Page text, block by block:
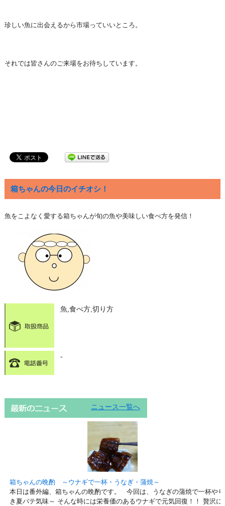
珍しい魚に出会えるから市場っていいところ。
それでは皆さんのご来場をお待ちしています。
箱ちゃんの今日のイチオシ！
魚をこよなく愛する箱ちゃんが旬の魚や美味しい食べ方を発信！
魚,食べ方,切り方
-
ニュース一覧へ
箱ちゃんの晩酌 ～ウナギで一杯・うなぎ・蒲焼～
本日は番外編、箱ちゃんの晩酌です。 今回は、うなぎの蒲焼で一杯や
き夏バテ気味～ そんな時には栄養価のあるウナギで元気回復！！ 贅沢